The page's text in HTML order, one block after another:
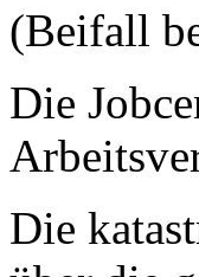
(Beifall
Die
Die